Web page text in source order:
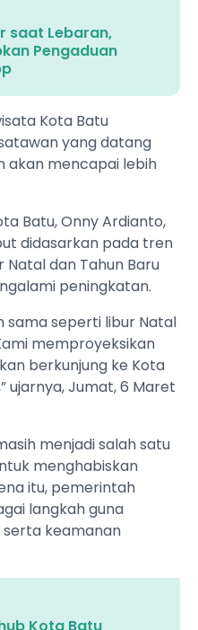
saat Lebaran,
Pengaduan
Kota Batu
yang datang
akan mencapai lebih
Batu, Onny Ardianto,
didasarkan pada tren
Natal dan Tahun Baru
peningkatan.
sama seperti libur Natal
memproyeksikan
berkunjung ke Kota
ujarnya, Jumat, 6 Maret
menjadi salah satu
menghabiskan
itu, pemerintah
langkah guna
keamanan